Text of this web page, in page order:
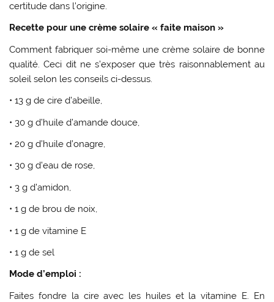
certitude dans l’origine.
Recette pour une crème solaire « faite maison »
Comment fabriquer soi-même une crème solaire de bonne
qualité. Ceci dit ne s’exposer que très raisonnablement au
soleil selon les conseils ci-dessus.
• 13 g de cire d’abeille,
• 30 g d’huile d’amande douce,
• 20 g d’huile d’onagre,
• 30 g d’eau de rose,
• 3 g d’amidon,
• 1 g de brou de noix,
• 1 g de vitamine E
• 1 g de sel
Mode d’emploi :
Faites fondre la cire avec les huiles et la vitamine E. En